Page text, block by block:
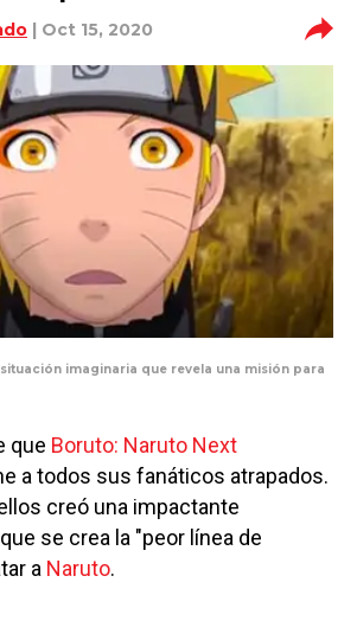
| Oct 15, 2020
imaginaria que revela una misión para
que Boruto: Naruto Next
a todos sus fanáticos atrapados.
creó una impactante
se crea la "peor línea de
a Naruto.